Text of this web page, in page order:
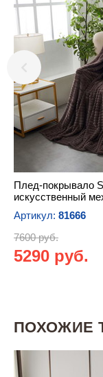
Плед-покрывало
искусственный
Артикул: 81666
7600 руб.
5290 руб.
ПОХОЖИЕ